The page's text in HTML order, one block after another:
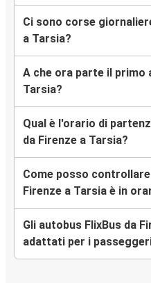
Ci sono corse
a Tarsia?
A che ora parte il primo
Tarsia?
Qual è l'orario di
da Firenze a Tarsia?
Come posso
Firenze a Tarsia è in
Gli autobus FlixBus da
adattati per i